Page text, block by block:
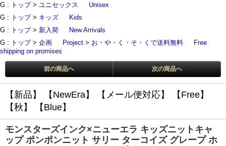
G : トップ> ユニセックス
Unisex
G : トップ> キッズ
Kids
G : トップ> 新入荷
New Arrivals
G : トップ> 企画 Project > お・や・く・そ・くで送料無料
Free
shipping on promises
前の商品へ 次の商品へ
【新品】 【NewEra】 【メール便対応】
【Free】
【秋】
【Blue】
モンスターズインク×ニューエラ キッズニットキャ
ップ ポンポンニット サリー ターコイズ グレープ ホ